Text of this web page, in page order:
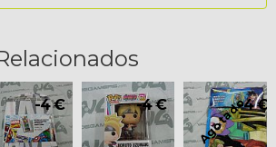
-4 € -4 € Agotado-4 €